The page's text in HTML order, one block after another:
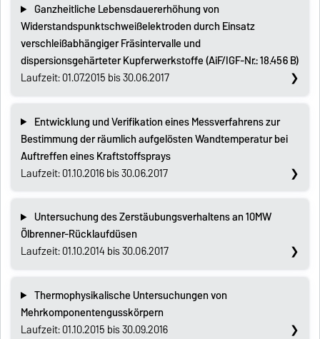
Ganzheitliche Lebensdauererhöhung von
Widerstandspunktschweißelektroden durch Einsatz
verschleißabhängiger Fräsintervalle und
dispersionsgehärteter Kupferwerkstoffe (AiF/IGF-Nr.: 18.456 B)
Laufzeit: 01.07.2015 bis 30.06.2017
Entwicklung und Verifikation eines Messverfahrens zur
Bestimmung der räumlich aufgelösten Wandtemperatur bei
Auftreffen eines Kraftstoffsprays
Laufzeit: 01.10.2016 bis 30.06.2017
Untersuchung des Zerstäubungsverhaltens an 10MW
Ölbrenner-Rücklaufdüsen
Laufzeit: 01.10.2014 bis 30.06.2017
Thermophysikalische Untersuchungen von
Mehrkomponentengusskörpern
Laufzeit: 01.10.2015 bis 30.09.2016